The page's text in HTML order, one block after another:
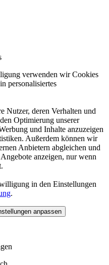
verwenden wir Cookies
personalisiertes
Nutzer, deren Verhalten und
Optimierung unserer
und Inhalte anzuzeigen
Außerdem können wir
Anbietern abgleichen und
anzeigen, nur wenn
in den Einstellungen
.
anpassen